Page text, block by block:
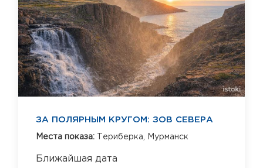
ЗА ПОЛЯРНЫМ КРУГОМ: ЗОВ СЕВЕРА
Места показа: Териберка, Мурманск
Ближайшая дата